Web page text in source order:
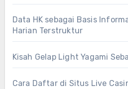
Data HK sebagai Basis
Harian Terstruktur
Kisah Gelap Light Yagami
Cara Daftar di Situs Live